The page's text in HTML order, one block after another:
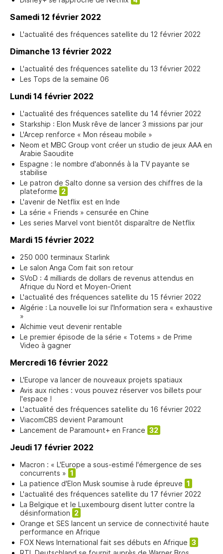
Samedi 12 février 2022
L'actualité des fréquences satellite du 12 février 2022
Dimanche 13 février 2022
L'actualité des fréquences satellite du 13 février 2022
Les Tops de la semaine 06
Lundi 14 février 2022
L'actualité des fréquences satellite du 14 février 2022
Starkship : Elon Musk rêve de lancer 3 missions par jour
L'Arcep renforce « Mon réseau mobile »
Neom et MBC Group vont créer un studio de jeux AAA en
Arabie Saoudite
Espagne : le nombre d'abonnés à la TV payante se
stabilise
Le patron de Salto donne sa version des chiffres de la
plateforme 2
L'avenir de Netflix est en Inde
La série « Friends » censurée en Chine
Les series Marvel vont bientôt disparaître de Netflix
Mardi 15 février 2022
250 000 terminaux Starlink
Le salon Anga Com fait son retour
SVoD : 4 milliards de dollars de revenus attendus en
Afrique du Nord et Moyen-Orient
L'actualité des fréquences satellite du 15 février 2022
Algérie : La nouvelle loi sur l'Information sera « exhaustive
»
Alchimie veut devenir rentable
Le premier épisode de la série « Totems » de Prime
Video à gagner
Mercredi 16 février 2022
L'Europe va lancer de nouveaux projets spatiaux
Avis aux riches : vous pouvez réserver vos billets pour
l'espace !
L'actualité des fréquences satellite du 16 février 2022
ViacomCBS devient Paramount
Lancement de Paramount+ en France 32
Jeudi 17 février 2022
Macron : « L'Europe a sous-estimé l'émergence de ses
concurrents » 1
La patience d'Elon Musk soumise à rude épreuve 1
L'actualité des fréquences satellite du 17 février 2022
La Belgique et le Luxembourg disent lutter contre la
désinformation 2
Orange et SES lancent un service de connectivité haute
performance en Afrique
FOX News International fait ses débuts en Afrique 3